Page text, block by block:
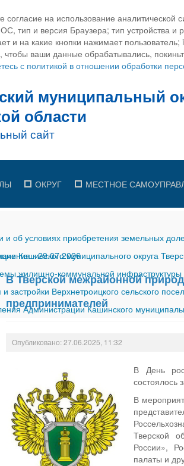
на использование
тип и версия Браузера; тип устройства и
и на какие кнопки нажимает
ваши данные обрабатывались,
с политикой в отношении обработки
ОКРУГ МЕСТНОЕ
об условиях приобретения земельных
-29.07.2026
Кашинского муниципального округа
жилищно-коммунальной
застройки Верхнетроицкого сельского
Администрации Кашинского
В Тверской межрайонной
предпринимателей
Опубликовано: 27.06.2025, 11:32
В День
состоялось
В
Тверской
России»,
палаты и